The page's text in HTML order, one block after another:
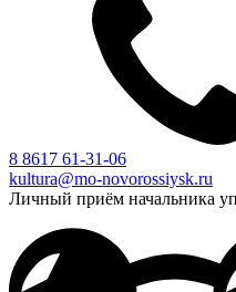
8 8617 61-31-06
kultura@mo-novorossiysk.ru
Личный приём начальника